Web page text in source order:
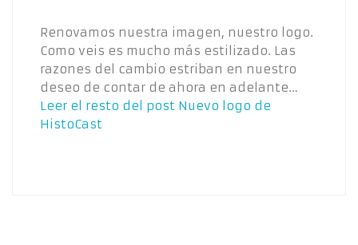
Renovamos nuestra imagen, nuestro logo.
Como veis es mucho más estilizado. Las
razones del cambio estriban en nuestro
deseo de contar de ahora en adelante…
Leer el resto del post Nuevo logo de
HistoCast